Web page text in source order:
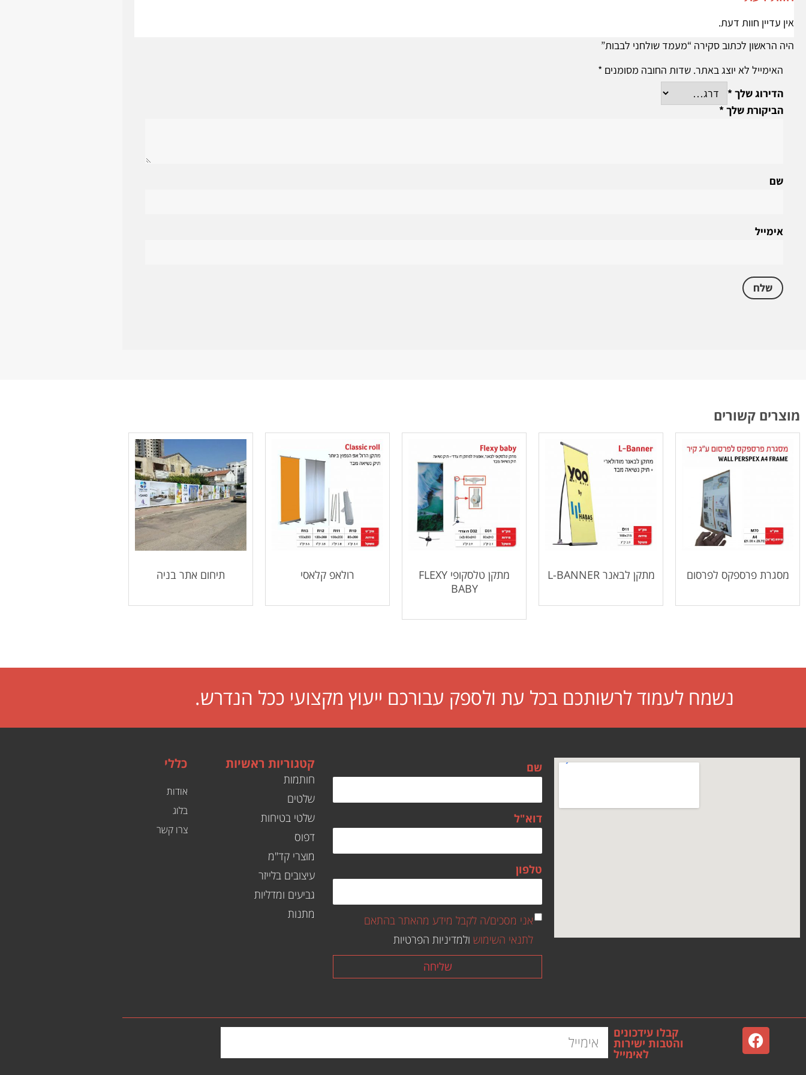
אין עדיין חוות דעת.
היה הראשון לכתוב סקירה “מעמד שולחני לבבות”
האימייל לא יוצג באתר. שדות החובה מסומנים *
הדירוג שלך*
הביקורת שלך*
שם
אימייל
מוצרים קשורים
מסגרת פרספקס לפרסום מתקן לבאנר L-BANNER
מתקן טלסקופי FLEXY
BABY
רולאפ קלאסי תיחום אתר בניה
נשמח לעמוד לרשותכם בכל עת ולספק עבורכם ייעוץ מקצועי ככל הנדרש.
שם
דוא"ל
טלפון
אני מסכים/ה לקבל מידע מהאתר בהתאם
לתנאי השימוש ולמדיניות הפרטיות
שליחה
קטגוריות ראשיות
חותמות
שלטים
שלטי בטיחות
דפוס
מוצרי קד"מ
עיצובים בלייזר
גביעים ומדליות
מתנות
כללי
אודות
בלוג
צרו קשר
קבלו עידכונים
והטבות ישירות
לאימייל